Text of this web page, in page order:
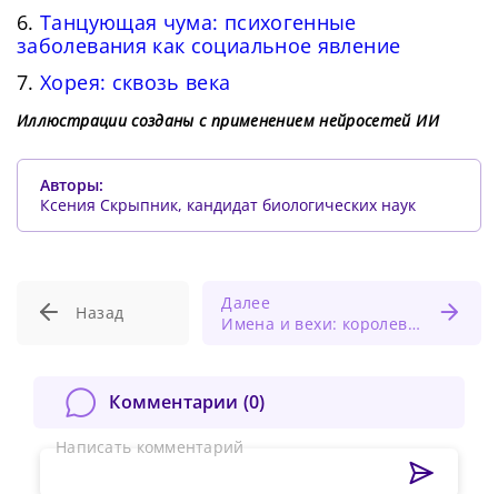
6.Танцующая чума: психогенные
заболевания как социальное явление
7.Хорея: сквозь века
Иллюстрации созданы с применением нейросетей ИИ
Авторы:
Ксения Скрыпник, кандидат биологических наук
Назад
Далее
Имена и вехи: королевский врач Огюст Нелатон и его актуальное изобретение
Комментарии (0)
Написать комментарий